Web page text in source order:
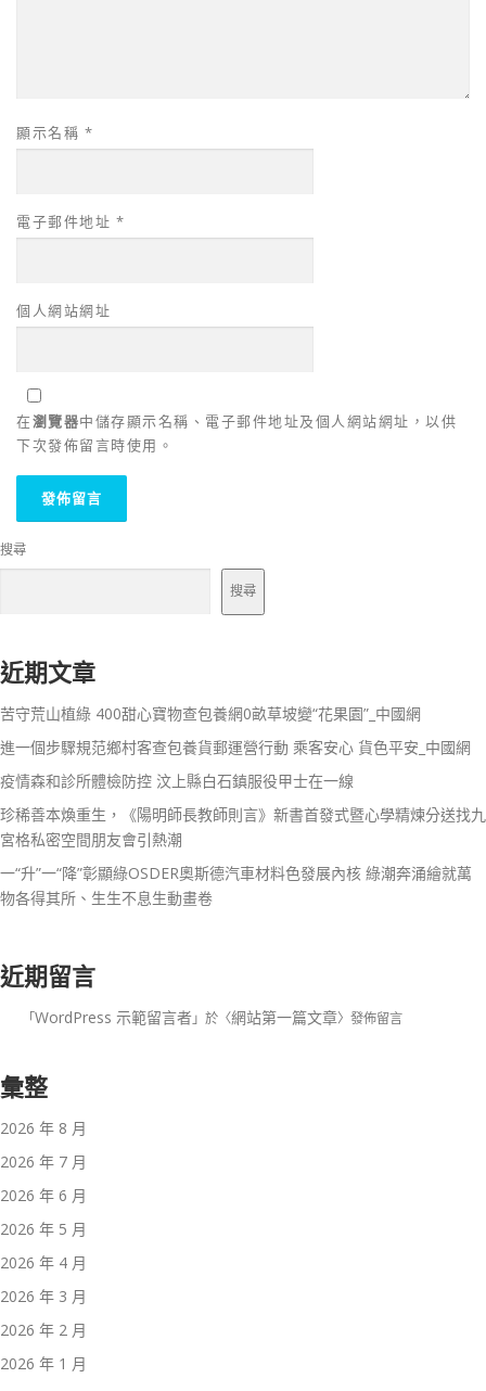
顯示名稱 *
電子郵件地址 *
個人網站網址
在瀏覽器中儲存顯示名稱、電子郵件地址及個人網站網址，以供
下次發佈留言時使用。
搜尋
搜尋
近期文章
苦守荒山植綠 400甜心寶物查包養網0畝草坡變“花果園”_中國網
進一個步驟規范鄉村客查包養貨郵運營行動 乘客安心 貨色平安_中國網
疫情森和診所體檢防控 汶上縣白石鎮服役甲士在一線
珍稀善本煥重生，《陽明師長教師則言》新書首發式暨心學精煉分送找九
宮格私密空間朋友會引熱潮
一“升”一“降”彰顯綠OSDER奧斯德汽車材料色發展內核 綠潮奔涌繪就萬
物各得其所、生生不息生動畫卷
近期留言
「WordPress 示範留言者」於〈網站第一篇文章〉發佈留言
彙整
2026 年 8 月
2026 年 7 月
2026 年 6 月
2026 年 5 月
2026 年 4 月
2026 年 3 月
2026 年 2 月
2026 年 1 月